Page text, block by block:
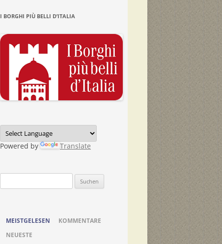
I BORGHI PIÙ BELLI D’ITALIA
Powered by Translate
nach:
MEISTGELESEN
KOMMENTARE
NEUESTE